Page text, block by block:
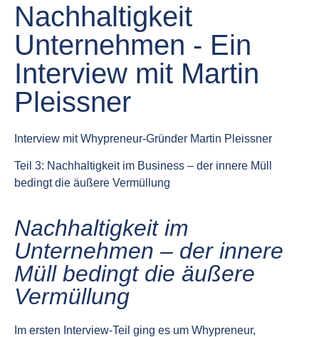
Nachhaltigkeit
Unternehmen - Ein
Interview mit Martin
Pleissner
Interview mit Whypreneur-Gründer Martin Pleissner
Teil 3: Nachhaltigkeit im Business – der innere Müll
bedingt die äußere Vermüllung
Nachhaltigkeit im
Unternehmen – der innere
Müll bedingt die äußere
Vermüllung
Im ersten Interview-Teil ging es um Whypreneur,